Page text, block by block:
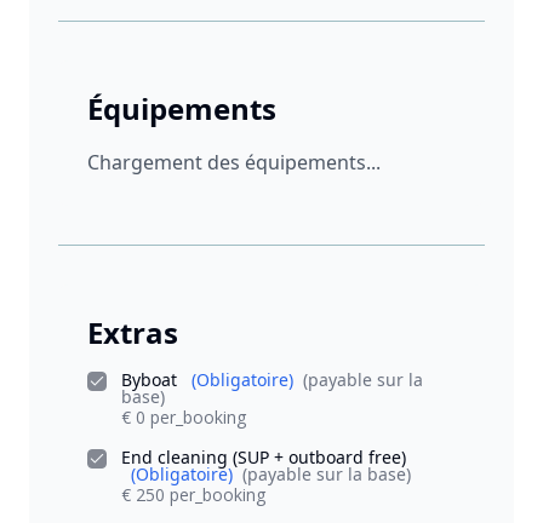
Équipements
Chargement des équipements...
Extras
Byboat (Obligatoire) (payable sur la
base)
€ 0 per_booking
End cleaning (SUP + outboard free)
(Obligatoire) (payable sur la base)
€ 250 per_booking